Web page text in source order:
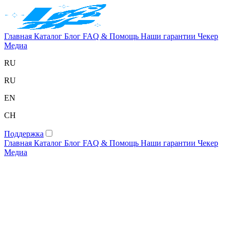
Главная Каталог Блог FAQ & Помощь Наши гарантии Чекер
Медиа
RU
RU
EN
CH
Поддержка
Главная Каталог Блог FAQ & Помощь Наши гарантии Чекер
Медиа